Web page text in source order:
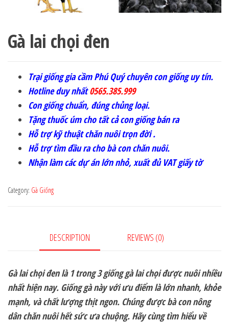
Gà lai chọi đen
Trại giống gia cầm Phú Quý chuyên con giống uy tín.
Hotline duy nhất0565.385.999
Con giống chuẩn, đúng chủng loại.
Tặng thuốc úm cho tất cả con giống bán ra
Hỗ trợ kỹ thuật chăn nuôi trọn đời .
Hỗ trợ tìm đầu ra cho bà con chăn nuôi.
Nhận làm các dự án lớn nhỏ, xuất đủ VAT giấy tờ
Category: Gà Giống
DESCRIPTION REVIEWS (0)
Gà lai chọi đen là 1 trong 3 giống gà lai chọi được nuôi nhiều
nhất hiện nay. Giống gà này với ưu điểm là lớn nhanh, khỏe
mạnh, và chất lượng thịt ngon. Chúng được bà con nông
dân chăn nuôi hết sức ưa chuộng. Hãy cùng tìm hiểu về